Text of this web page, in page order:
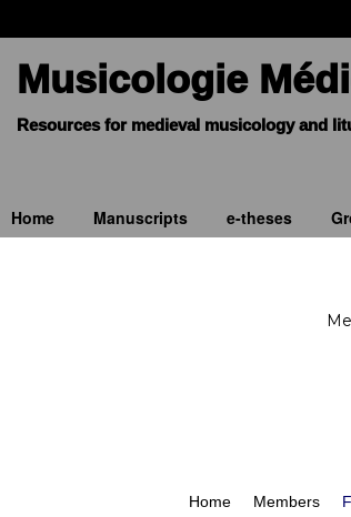
Musicologie
Home Manuscripts e-theses
Home Members